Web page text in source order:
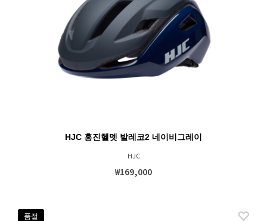
HJC 홍진헬멧 발레코2 네이비그레이
HJC
₩169,000
품절